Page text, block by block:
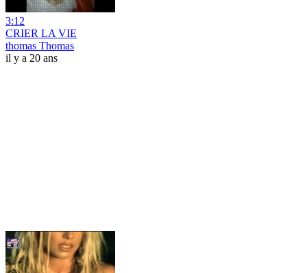
3:12
CRIER LA VIE
thomas Thomas
il y a 20 ans